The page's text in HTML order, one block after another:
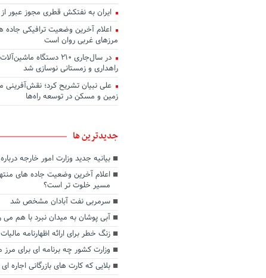
ایران به نفتکش قطری مجوز عبور
اعلام آخرین وضعیت ترافیکی جاده
مرزهای غربی روان است
در سال‌جاری ۲۱۰ دستگاه
راهداری و زمستانی نوسازی شد
علی نبیان تشریح کرد؛ نقش‌آفرینی
زمین و مسکن در توسعه راه‌ها
جديدترين ها
بیانیه جدید وزارت امور خارجه
اعلام آخرین وضعیت جاده های
مسیر خلوت تر است؟
سرمربی نفت آبادان مشخص شد
آبی پوشان به میدان نبرد با هم می
زنگ خطر برای ارائه اظهارنامه
وزارت کشور چه برنامه ای برای مرز
بلایی که کارت های بازرگانی اجاره